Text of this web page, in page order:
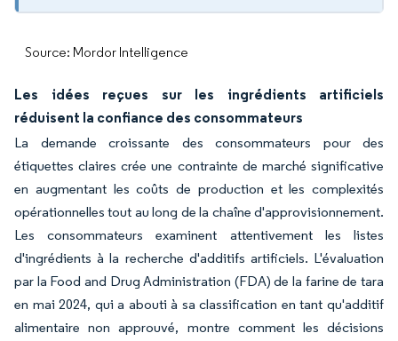
Source: Mordor Intelligence
Les idées reçues sur les ingrédients artificiels
réduisent la confiance des consommateurs
La demande croissante des consommateurs pour des
étiquettes claires crée une contrainte de marché significative
en augmentant les coûts de production et les complexités
opérationnelles tout au long de la chaîne d'approvisionnement.
Les consommateurs examinent attentivement les listes
d'ingrédients à la recherche d'additifs artificiels. L'évaluation
par la Food and Drug Administration (FDA) de la farine de tara
en mai 2024, qui a abouti à sa classification en tant qu'additif
alimentaire non approuvé, montre comment les décisions